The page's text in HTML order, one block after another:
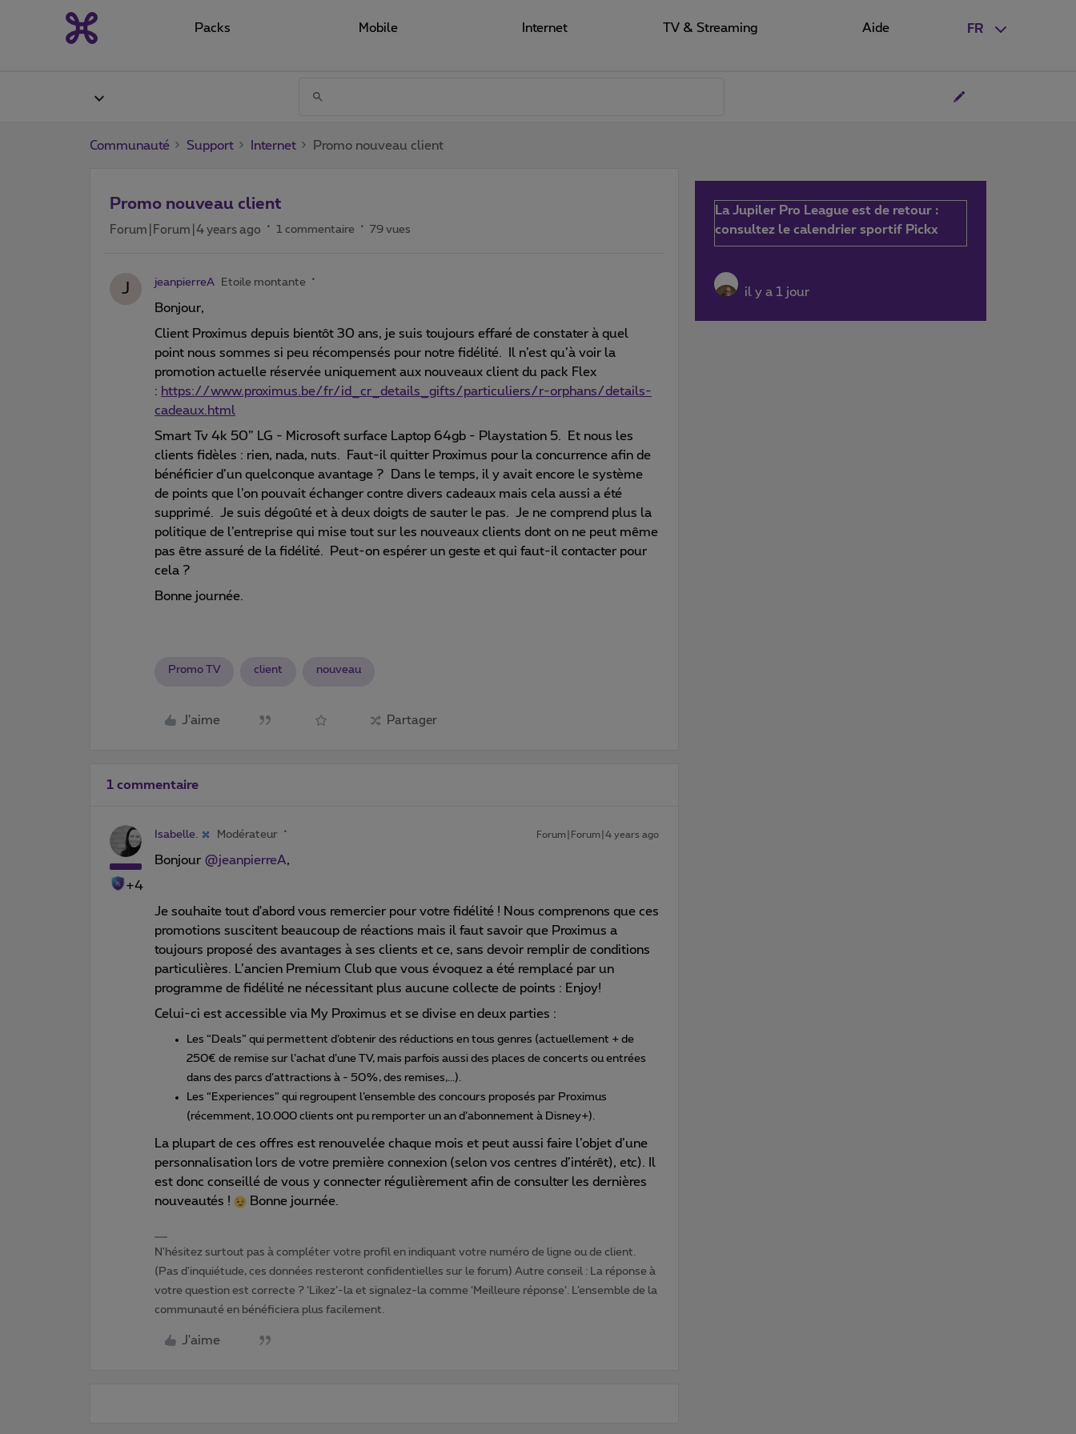
FR
Packs Mobile Internet TV & Streaming Aide
Communauté Support Internet Promo nouveau client
Promo nouveau client
Forum|Forum|4 years ago 1 commentaire 79 vues
J jeanpierreA Etoile montante
Bonjour,
Client Proximus depuis bientôt 30 ans, je suis toujours effaré de constater à quel
point nous sommes si peu récompensés pour notre fidélité. Il n’est qu’à voir la
promotion actuelle réservée uniquement aux nouveaux client du pack Flex
: https://www.proximus.be/fr/id_cr_details_gifts/particuliers/r-orphans/details-
cadeaux.html
Smart Tv 4k 50” LG - Microsoft surface Laptop 64gb - Playstation 5. Et nous les
clients fidèles : rien, nada, nuts. Faut-il quitter Proximus pour la concurrence afin de
bénéficier d’un quelconque avantage ? Dans le temps, il y avait encore le système
de points que l’on pouvait échanger contre divers cadeaux mais cela aussi a été
supprimé. Je suis dégoûté et à deux doigts de sauter le pas. Je ne comprend plus la
politique de l’entreprise qui mise tout sur les nouveaux clients dont on ne peut même
pas être assuré de la fidélité. Peut-on espérer un geste et qui faut-il contacter pour
cela ?
Bonne journée.
Promo TV client nouveau
J'aime Partager
1 commentaire
+4
Isabelle. Modérateur Forum|Forum|4 years ago
Bonjour @jeanpierreA,
Je souhaite tout d'abord vous remercier pour votre fidélité ! Nous comprenons que ces
promotions suscitent beaucoup de réactions mais il faut savoir que Proximus a
toujours proposé des avantages à ses clients et ce, sans devoir remplir de conditions
particulières. L’ancien Premium Club que vous évoquez a été remplacé par un
programme de fidélité ne nécessitant plus aucune collecte de points : Enjoy!
Celui-ci est accessible via My Proximus et se divise en deux parties :
Les “Deals” qui permettent d’obtenir des réductions en tous genres (actuellement + de
250€ de remise sur l’achat d’une TV, mais parfois aussi des places de concerts ou entrées
dans des parcs d’attractions à - 50%, des remises,...).
Les “Experiences” qui regroupent l’ensemble des concours proposés par Proximus
(récemment, 10.000 clients ont pu remporter un an d’abonnement à Disney+).
La plupart de ces offres est renouvelée chaque mois et peut aussi faire l’objet d’une
personnalisation lors de votre première connexion (selon vos centres d’intérêt), etc). Il
est donc conseillé de vous y connecter régulièrement afin de consulter les dernières
nouveautés !
Bonne journée.
N'hésitez surtout pas à compléter votre profil en indiquant votre numéro de ligne ou de client.
(Pas d'inquiétude, ces données resteront confidentielles sur le forum) Autre conseil : La réponse à
votre question est correcte ? ‘Likez’-la et signalez-la comme ‘Meilleure réponse’. L’ensemble de la
communauté en bénéficiera plus facilement.
J'aime
La Jupiler Pro League est de retour :
consultez le calendrier sportif Pickx
il y a 1 jour